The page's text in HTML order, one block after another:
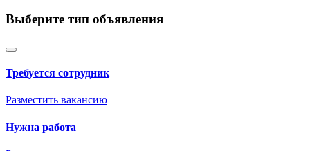
Выберите тип объявления
Требуется сотрудник
Разместить вакансию
Нужна работа